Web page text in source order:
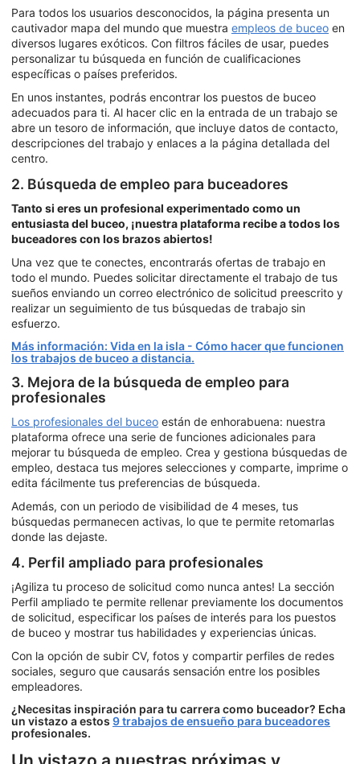
Para todos los usuarios desconocidos, la página presenta un
cautivador mapa del mundo que muestra empleos de buceo en
diversos lugares exóticos. Con filtros fáciles de usar, puedes
personalizar tu búsqueda en función de cualificaciones
específicas o países preferidos.
En unos instantes, podrás encontrar los puestos de buceo
adecuados para ti. Al hacer clic en la entrada de un trabajo se
abre un tesoro de información, que incluye datos de contacto,
descripciones del trabajo y enlaces a la página detallada del
centro.
2. Búsqueda de empleo para buceadores
Tanto si eres un profesional experimentado como un
entusiasta del buceo, ¡nuestra plataforma recibe a todos los
buceadores con los brazos abiertos!
Una vez que te conectes, encontrarás ofertas de trabajo en
todo el mundo. Puedes solicitar directamente el trabajo de tus
sueños enviando un correo electrónico de solicitud preescrito y
realizar un seguimiento de tus búsquedas de trabajo sin
esfuerzo.
Más información: Vida en la isla - Cómo hacer que funcionen
los trabajos de buceo a distancia.
3. Mejora de la búsqueda de empleo para
profesionales
Los profesionales del buceo están de enhorabuena: nuestra
plataforma ofrece una serie de funciones adicionales para
mejorar tu búsqueda de empleo. Crea y gestiona búsquedas de
empleo, destaca tus mejores selecciones y comparte, imprime o
edita fácilmente tus preferencias de búsqueda.
Además, con un periodo de visibilidad de 4 meses, tus
búsquedas permanecen activas, lo que te permite retomarlas
donde las dejaste.
4. Perfil ampliado para profesionales
¡Agiliza tu proceso de solicitud como nunca antes! La sección
Perfil ampliado te permite rellenar previamente los documentos
de solicitud, especificar los países de interés para los puestos
de buceo y mostrar tus habilidades y experiencias únicas.
Con la opción de subir CV, fotos y compartir perfiles de redes
sociales, seguro que causarás sensación entre los posibles
empleadores.
¿Necesitas inspiración para tu carrera como buceador? Echa
un vistazo a estos 9 trabajos de ensueño para buceadores
profesionales.